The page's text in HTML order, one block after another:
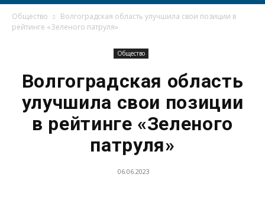
Общество
Волгоградская область улучшила свои позиции в
рейтинге «Зеленого патруля»
Общество
Волгоградская область
улучшила свои позиции
в рейтинге «Зеленого
патруля»
06.06.2023